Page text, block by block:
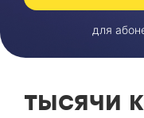
для
тысячи